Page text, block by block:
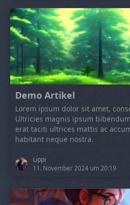
Demo Artikel
Lorem ipsum dolor sit amet,
Ultricies magnis ipsum
erat taciti ultrices mattis ac
habitant neque nostra.
Lippi
11. November 2024 um 20:19